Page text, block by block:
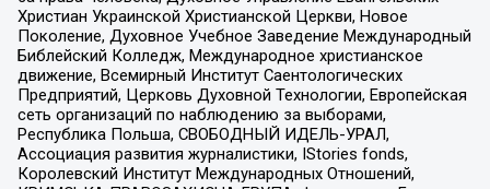
Христиан Украинской Христианской Церкви, Новое
Поколение, Духовное Учебное Заведение Международный
Библейский Колледж, Международное христианское
движение, Всемирный Институт Саентологических
Предприятий, Церковь Духовной Технологии, Европейская
сеть организаций по наблюдению за выборами,
Республика Польша, СВОБОДНЫЙ ИДЕЛЬ-УРАЛ,
Ассоциация развития журналистики, IStories fonds,
Королевский Институт Международных Отношений,